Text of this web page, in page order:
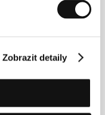
Zobrazit detaily